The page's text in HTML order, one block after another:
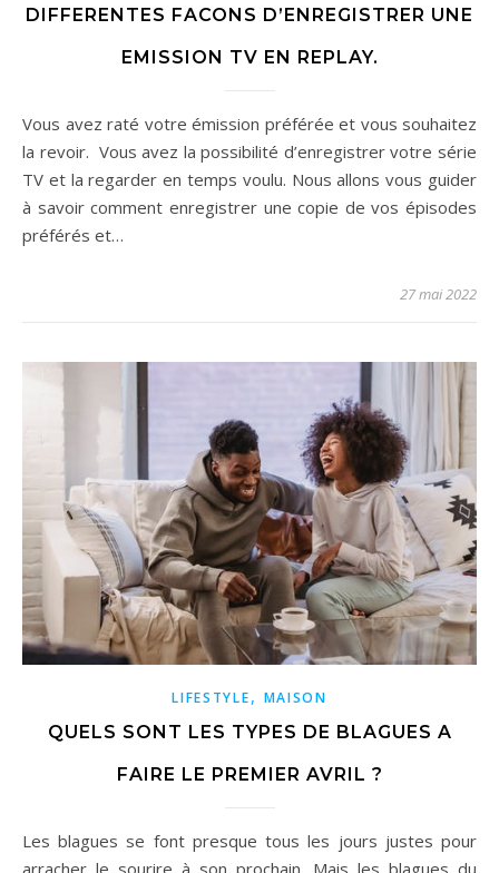
DIFFERENTES FACONS D’ENREGISTRER UNE
EMISSION TV EN REPLAY.
Vous avez raté votre émission préférée et vous souhaitez
la revoir. Vous avez la possibilité d’enregistrer votre série
TV et la regarder en temps voulu. Nous allons vous guider
à savoir comment enregistrer une copie de vos épisodes
préférés et…
27 mai 2022
LIFESTYLE, MAISON
QUELS SONT LES TYPES DE BLAGUES A
FAIRE LE PREMIER AVRIL ?
Les blagues se font presque tous les jours justes pour